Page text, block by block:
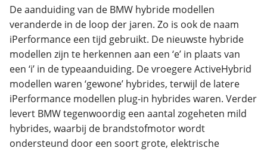
De aanduiding van de BMW hybride modellen
veranderde in de loop der jaren. Zo is ook de naam
iPerformance een tijd gebruikt. De nieuwste hybride
modellen zijn te herkennen aan een ‘e’ in plaats van
een ‘i’ in de typeaanduiding. De vroegere ActiveHybrid
modellen waren ‘gewone’ hybrides, terwijl de latere
iPerformance modellen plug-in hybrides waren. Verder
levert BMW tegenwoordig een aantal zogeheten mild
hybrides, waarbij de brandstofmotor wordt
ondersteund door een soort grote, elektrische